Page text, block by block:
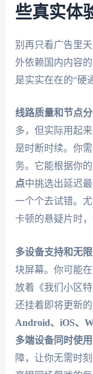
些真实体
别再只看广告里
外依赖国内内容
是实实在在的“硬
线路质量和节点分
多，但实际用起
是时断时续。你
务。它能根据你
点中挑选出延迟
一个个去试错。
卡顿的悬疑片时
多设备支持和无限
块屏幕。你可能
放着《我们小区
还挂着即将更新
Android、iOS、
多端设备同时使用
障，让你无需时